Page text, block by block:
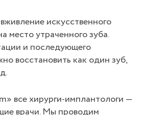
искусственного
место утраченного зуба.
и последующего
восстановить как один зуб,
все хирурги-имплантологи —
врачи. Мы проводим